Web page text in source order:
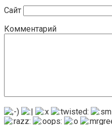
Сайт
Комментарий